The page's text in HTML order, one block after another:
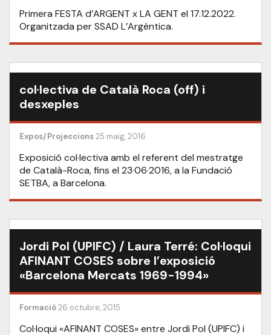
Primera FESTA d’ARGENT x LA GENT el 17.12.2022.
Organitzada per SSAD L’Argèntica.
col·lectiva de Català Roca (off) i
desxeples
Expos/Projeccions25 maig, 2016
Exposició col·lectiva amb el referent del mestratge
de Català-Roca, fins el 23·06·2016, a la Fundació
SETBA, a Barcelona.
Jordi Pol (UPIFC) / Laura Terré: Col·loqui
AFINANT COSES sobre l’exposició
«Barcelona Mercats 1969-1994»
Formació26 octubre, 2015
Col·loqui «AFINANT COSES» entre Jordi Pol (UPIFC) i